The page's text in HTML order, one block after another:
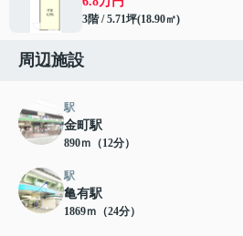
3階 / 5.71坪(18.90㎡)
周辺施設
駅
金町駅
890ｍ（12分）
駅
亀有駅
1869ｍ（24分）